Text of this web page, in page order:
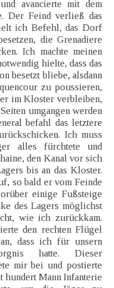
avancierte mit dem
Der Feind verließ das
ich Befehl, das Dorf
die Grenadiere
Ich machte meinen
hielte, dass das
besetzt bliebe, alsdann
zu poussieren,
im Kloster verbleiben,
umgangen werden
befahl das letztere
Ich muss
alles fürchtete und
den Kanal vor sich
bis an das Kloster.
so bald er vom Feinde
einige Fußsteige
des Lagers möglichst
wie ich zurückkam.
den rechten Flügel
dass ich für unsern
hatte. Dieser
mir bei und postierte
hundert Mann Infanterie